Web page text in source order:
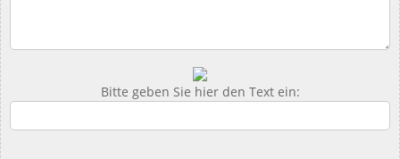
Bitte geben Sie hier den Text ein: